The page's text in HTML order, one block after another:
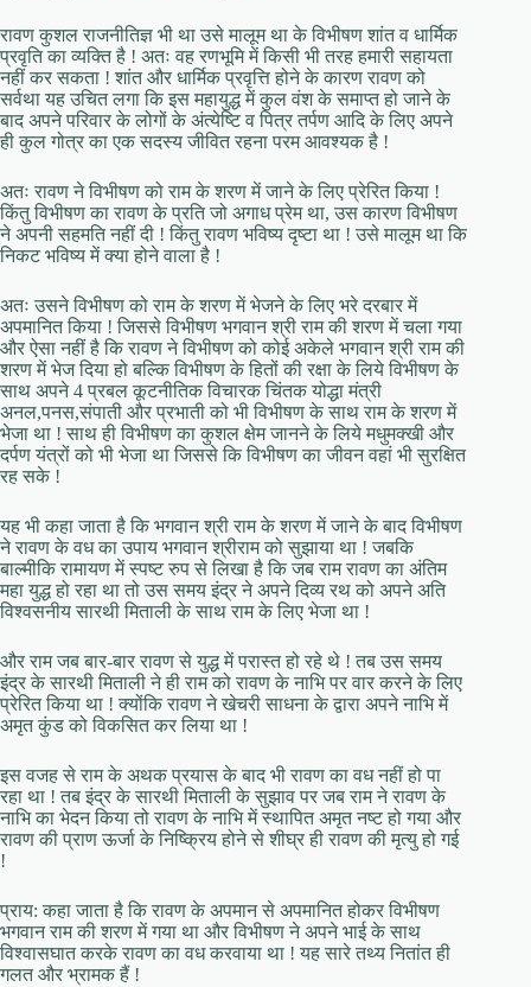
रावण कुशल राजनीतिज्ञ भी था उसे मालूम था के विभीषण शांत व धार्मिक
प्रवृति का व्यक्ति है ! अतः वह रणभूमि में किसी भी तरह हमारी सहायता
नहीं कर सकता ! शांत और धार्मिक प्रवृत्ति होने के कारण रावण को
सर्वथा यह उचित लगा कि इस महायुद्ध में कुल वंश के समाप्त हो जाने के
बाद अपने परिवार के लोगों के अंत्येष्टि व पित्र तर्पण आदि के लिए अपने
ही कुल गोत्र का एक सदस्य जीवित रहना परम आवश्यक है !
अतः रावण ने विभीषण को राम के शरण में जाने के लिए प्रेरित किया !
किंतु विभीषण का रावण के प्रति जो अगाध प्रेम था, उस कारण विभीषण
ने अपनी सहमति नहीं दी ! किंतु रावण भविष्य दृष्टा था ! उसे मालूम था कि
निकट भविष्य में क्या होने वाला है !
अतः उसने विभीषण को राम के शरण में भेजने के लिए भरे दरबार में
अपमानित किया ! जिससे विभीषण भगवान श्री राम की शरण में चला गया
और ऐसा नहीं है कि रावण ने विभीषण को कोई अकेले भगवान श्री राम की
शरण में भेज दिया हो बल्कि विभीषण के हितों की रक्षा के लिये विभीषण के
साथ अपने 4 प्रबल कूटनीतिक विचारक चिंतक योद्धा मंत्री
अनल,पनस,संपाती और प्रभाती को भी विभीषण के साथ राम के शरण में
भेजा था ! साथ ही विभीषण का कुशल क्षेम जानने के लिये मधुमक्खी और
दर्पण यंत्रों को भी भेजा था जिससे कि विभीषण का जीवन वहां भी सुरक्षित
रह सके !
यह भी कहा जाता है कि भगवान श्री राम के शरण में जाने के बाद विभीषण
ने रावण के वध का उपाय भगवान श्रीराम को सुझाया था ! जबकि
बाल्मीकि रामायण में स्पष्ट रुप से लिखा है कि जब राम रावण का अंतिम
महा युद्ध हो रहा था तो उस समय इंद्र ने अपने दिव्य रथ को अपने अति
विश्वसनीय सारथी मिताली के साथ राम के लिए भेजा था !
और राम जब बार-बार रावण से युद्ध में परास्त हो रहे थे ! तब उस समय
इंद्र के सारथी मिताली ने ही राम को रावण के नाभि पर वार करने के लिए
प्रेरित किया था ! क्योंकि रावण ने खेचरी साधना के द्वारा अपने नाभि में
अमृत कुंड को विकसित कर लिया था !
इस वजह से राम के अथक प्रयास के बाद भी रावण का वध नहीं हो पा
रहा था ! तब इंद्र के सारथी मिताली के सुझाव पर जब राम ने रावण के
नाभि का भेदन किया तो रावण के नाभि में स्थापित अमृत नष्ट हो गया और
रावण की प्राण ऊर्जा के निष्क्रिय होने से शीघ्र ही रावण की मृत्यु हो गई
!
प्राय: कहा जाता है कि रावण के अपमान से अपमानित होकर विभीषण
भगवान राम की शरण में गया था और विभीषण ने अपने भाई के साथ
विश्वासघात करके रावण का वध करवाया था ! यह सारे तथ्य नितांत ही
गलत और भ्रामक हैं !